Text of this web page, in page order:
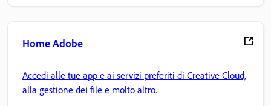
Home Adobe
Accedi alle tue app e ai servizi preferiti di Creative Cloud,
alla gestione dei file e molto altro.